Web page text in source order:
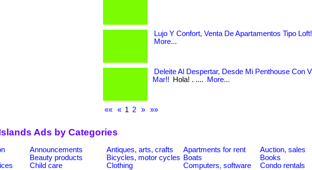
Lujo Y Confort, Venta De Apartamentos Tipo
More...
Deleite Al Despertar, Desde Mi Penthouse Con
Mar!!
Hola! . .... More...
«« « 1 2 » »»
Ads by Categories
Announcements Antiques, arts, crafts Apartments for rent Auction, sales
Beauty products Bicycles, motor cycles Boats Books
Child care Clothing Computers, software Condo rentals